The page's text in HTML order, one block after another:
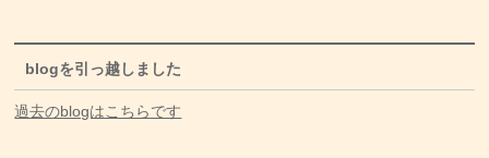
blogを引っ越しました
過去のblogはこちらです